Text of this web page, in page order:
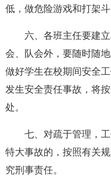
低，做危险游戏和打架斗
六、各班主任要建
会、队会外，要随时随
做好学生在校期间安全
发生安全责任事故，将
处。
七、对疏于管理，
特大事故的，按照有关
究刑事责任。